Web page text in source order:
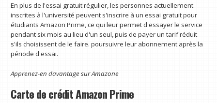
En plus de l'essai gratuit régulier, les personnes actuellement
inscrites à l'université peuvent s'inscrire à un essai gratuit pour
étudiants Amazon Prime, ce qui leur permet d'essayer le service
pendant six mois au lieu d'un seul, puis de payer un tarif réduit
s'ils choisissent de le faire. poursuivre leur abonnement après la
période d'essai.
Apprenez-en davantage surAmazone
Carte de crédit Amazon Prime